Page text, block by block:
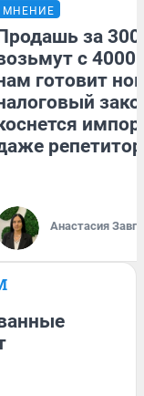
МНЕНИЕ
за
с
готовит
Анастасия